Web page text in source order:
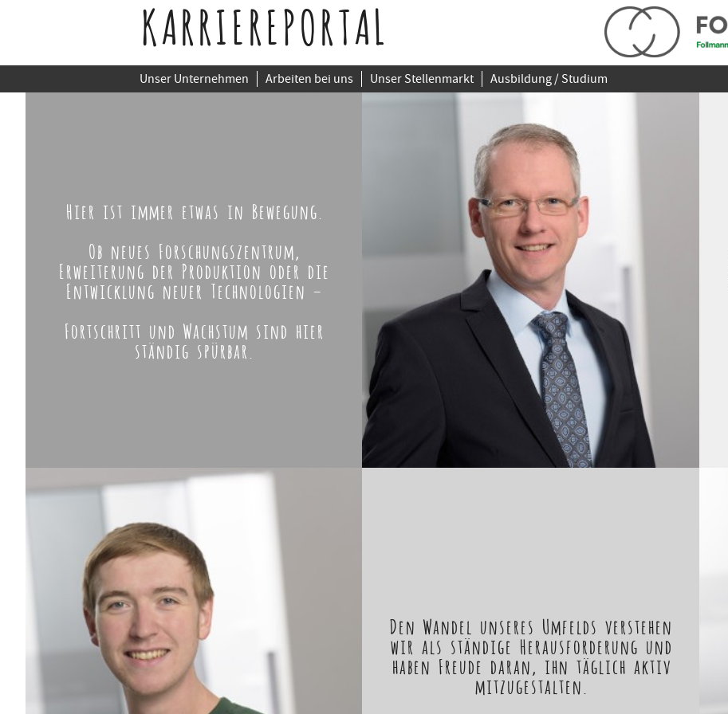
KARRIEREPORTAL
Unser Unternehmen Arbeiten bei uns Unser Stellenmarkt Ausbildung / Studium
Hier ist immer etwas in Bewegung.
Ob neues Forschungszentrum,
Erweiterung der Produktion oder die
Entwicklung neuer Technologien –
Fortschritt und Wachstum sind hier
ständig spürbar.
Den Wandel unseres Umfelds verstehen
wir als ständige Herausforderung und
haben Freude daran, ihn täglich aktiv
mitzugestalten.